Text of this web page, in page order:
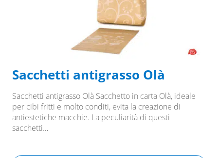
Sacchetti antigrasso Olà
Sacchetti antigrasso Olà Sacchetto in carta Olà, ideale
per cibi fritti e molto conditi, evita la creazione di
antiestetiche macchie. La peculiarità di questi
sacchetti…